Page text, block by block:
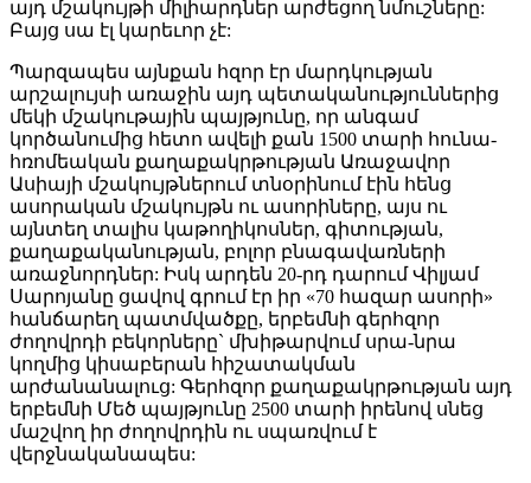
այդ մշակույթի միլիարդներ արժեցող նմուշները:
Բայց սա էլ կարեւոր չէ:
Պարզապես այնքան հզոր էր մարդկության
արշալույսի առաջին այդ պետականություններից
մեկի մշակութային պայթյունը, որ անգամ
կործանումից հետո ավելի քան 1500 տարի հունա-
հռոմեական քաղաքակրթության Առաջավոր
Ասիայի մշակույթներում տնօրինում էին հենց
ասորական մշակույթն ու ասորիները, այս ու
այնտեղ տալիս կաթողիկոսներ, գիտության,
քաղաքականության, բոլոր բնագավառների
առաջնորդներ: Իսկ արդեն 20-րդ դարում Վիլյամ
Սարոյանը ցավով գրում էր իր «70 հազար ասորի»
հանճարեղ պատմվածքը, երբեմնի գերհզոր
ժողովրդի բեկորները` մխիթարվում սրա-նրա
կողմից կիսաբերան հիշատակման
արժանանալուց: Գերհզոր քաղաքակրթության այդ
երբեմնի Մեծ պայթյունը 2500 տարի իրենով սնեց
մաշվող իր ժողովրդին ու սպառվում է
վերջնականապես: